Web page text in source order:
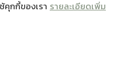
คุกกี้ของเรา รายละเอียดเพิ่ม